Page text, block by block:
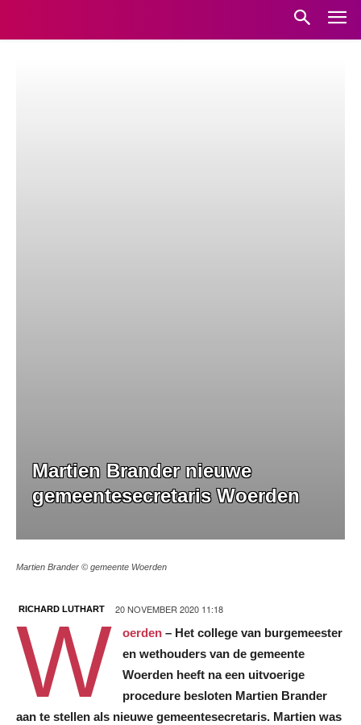
Martien Brander nieuwe
gemeentesecretaris Woerden
Martien Brander © gemeente Woerden
RICHARD LUTHART 20 NOVEMBER 2020 11:18
W oerden– Het college van burgemeester
en wethouders van de gemeente
Woerden heeft na een uitvoerige
procedure besloten Martien Brander
aan te stellen als nieuwe gemeentesecretaris. Martien was